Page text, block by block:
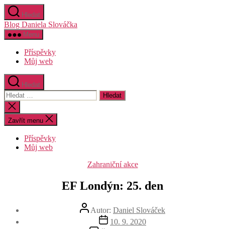
Přejít
obsahu
Hledat
Blog Daniela Slováčka
Menu
Příspěvky
Můj web
Hledat
Výsledky
vyhledávání:
Zavřít
vyhledávání
Zavřít menu
Příspěvky
Můj web
Rubriky
Zahraniční akce
EF Londýn: 25. den
Autor
příspěvku
Autor: Daniel Slováček
Datum10. 9. 2020